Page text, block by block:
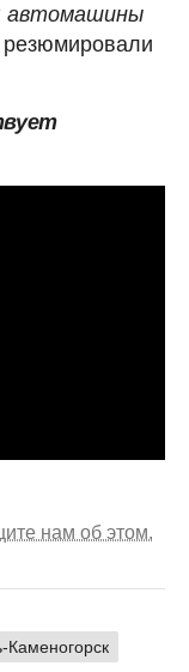
автомашины
резюмировали
нам об этом.
Каменогорск